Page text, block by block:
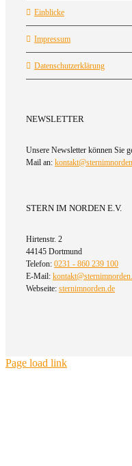
Einblicke
Impressum
Datenschutzerklärung
NEWSLETTER
Unsere Newsletter können Sie
Mail an:
STERN IM NORDEN E.V.
Hirtenstr. 2
44145 Dortmund
Telefon: 0231 - 860 239 100
E-Mail:
Webseite: sternimnorden.de
Page load link